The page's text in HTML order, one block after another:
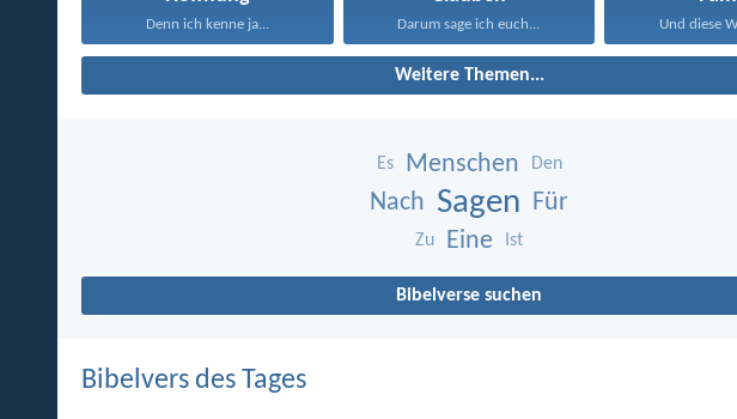
Denn ich kenne ja... Darum sage ich euch... Und diese
Weitere Themen...
Es Menschen Den
Nach Sagen Für
Zu Eine Ist
Bibelverse suchen
Bibelvers des Tages